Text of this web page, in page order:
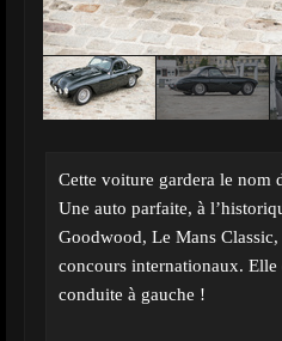
Cette voiture gardera le nom
Une auto parfaite, à
Goodwood, Le Mans
concours internationaux.
conduite à gauche !